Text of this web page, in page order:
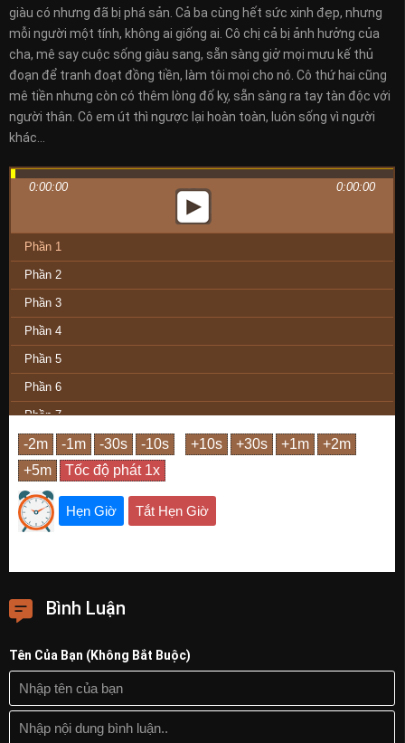
giàu có nhưng đã bị phá sản. Cả ba cùng hết sức xinh đẹp, nhưng
mỗi người một tính, không ai giống ai. Cô chị cả bị ảnh hưởng của
cha, mê say cuộc sống giàu sang, sẵn sàng giở mọi mưu kế thủ
đoạn để tranh đoạt đồng tiền, làm tôi mọi cho nó. Cô thứ hai cũng
mê tiền nhưng còn có thêm lòng đố kỵ, sẵn sàng ra tay tàn độc với
người thân. Cô em út thì ngược lại hoàn toàn, luôn sống vì người
khác…
0:00:00 0:00:00
Phần 1
Phần 2
Phần 3
Phần 4
Phần 5
Phần 6
Phần 7
Phần 8
Phần 9
Phần Cuối
Hẹn Giờ Tắt Hẹn Giờ
Bình Luận
Tên Của Bạn (Không Bắt Buộc)